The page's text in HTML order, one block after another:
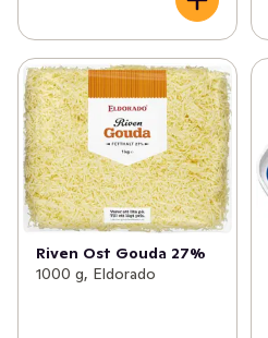
Riven Ost Gouda 27%
1000 g, Eldorado